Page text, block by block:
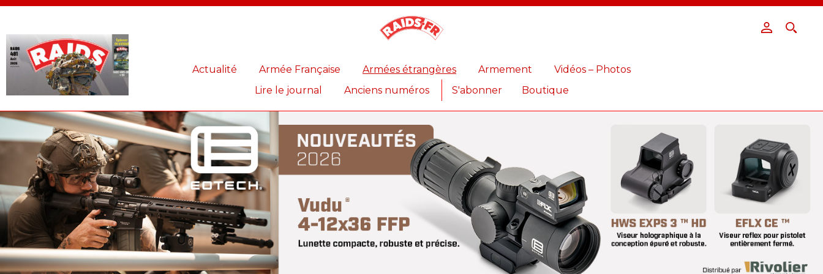
Actualité Armée Française Armées étrangères Armement
Vidéos – Photos
Lire le journal
Anciens numéros S'abonner Boutique
Panneau de gestion des cookies